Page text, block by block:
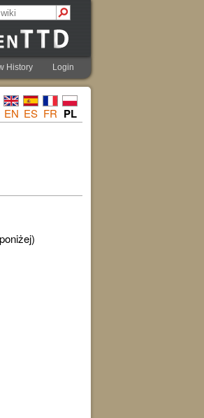
History Login
EN ES FR PL